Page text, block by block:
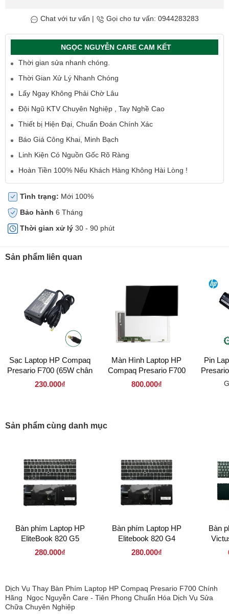
Chat với tư vấn | Gọi cho tư vấn: 0944283283
NGỌC NGUYỄN CARE CAM KẾT
Thời gian sửa nhanh chóng.
Thời Gian Xử Lý Nhanh Chóng
Lấy Ngay Không Phải Chờ Lâu
Đội Ngũ KTV Chuyên Nghiệp , Tay Nghề Cao
Thiết bị Hiện Đại, Chuẩn Đoán Chính Xác
Báo Giá Công Khai, Minh Bạch
Linh Kiện Có Nguồn Gốc Rõ Ràng
Hoàn Tiền 100% Nếu Khách Hàng Không Hài Lòng !
Tình trạng: Mới 100%
Bảo hành 6 Tháng
Thời gian xử lý 30 - 90 phút
Sản phẩm liên quan
Sạc Laptop HP Compaq
Presario F700 (65W chân
nhỏ vàng)
230.000₫
Màn Hình Laptop HP
Compaq Presario F700
15.6 inch LED Dày 40 Pin
800.000₫
Pin
Sản phẩm cùng danh mục
Bàn phím Laptop HP
EliteBook 820 G5
280.000₫
Bàn phím Laptop HP
Elitebook 820 G4
280.000₫
Bàn
Dịch Vụ Thay Bàn Phím Laptop HP Compaq Presario F700 Chính
Hãng Ngọc Nguyễn Care - Tiên Phong Chuẩn Hóa Dịch Vụ Sửa
Chữa Chuyên Nghiệp